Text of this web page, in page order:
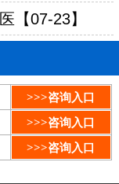
【07-23】
>>>咨询入口
>>>咨询入口
>>>咨询入口